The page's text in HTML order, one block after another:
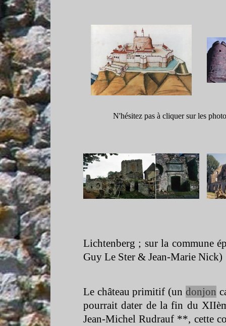
N'hésitez pas à cliquer sur les
Lichtenberg ; sur la commune
Guy Le Ster & Jean-Marie Nick)
Le château primitif (un donjon
pourrait dater de la fin du
Jean-Michel Rudrauf **, cette